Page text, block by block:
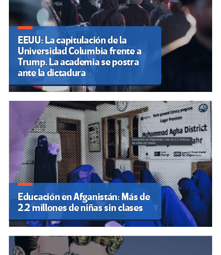
EEUU: La capitulación de la
Universidad Columbia frente a
Trump. La academia se postra
ante la dictadura
Educación en Afganistán: Más de
2.2 millones de niñas sin clases